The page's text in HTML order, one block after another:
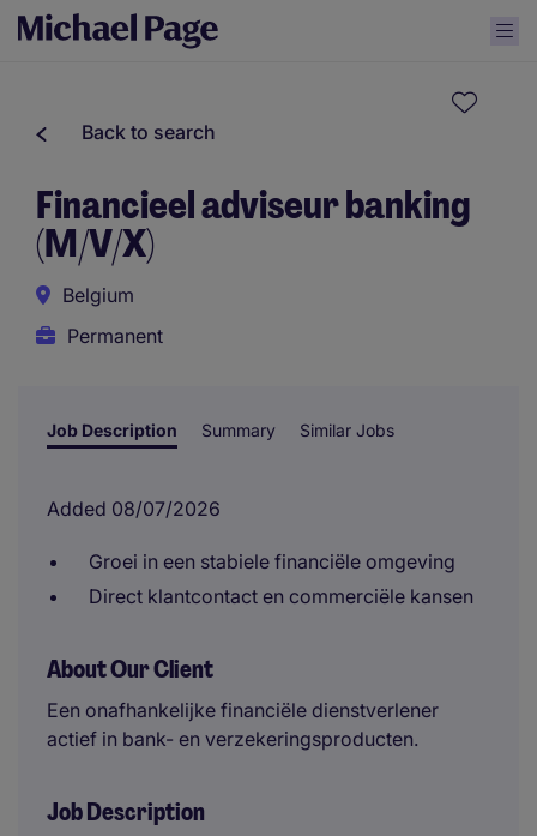
Back to search
Financieel adviseur banking
(M/V/X)
Belgium
Permanent
Job Description Summary Similar Jobs
Added 08/07/2026
Groei in een stabiele financiële omgeving
Direct klantcontact en commerciële kansen
About Our Client
Een onafhankelijke financiële dienstverlener
actief in bank- en verzekeringsproducten.
Job Description